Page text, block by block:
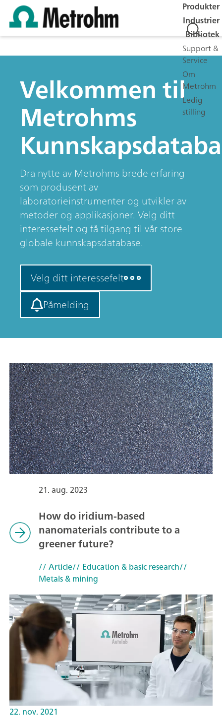
Produkter
Industrier
Bibliotek
Support &
Service
Om
Metrohm
Ledig
stilling
Velkommen til
Metrohms
Dra nytte av Metrohms brede erfaring
som produsent av
laboratorieinstrumenter og utvikler av
metoder og applikasjoner. Velg ditt
interessefelt og få tilgang til vår store
globale kunnskapsdatabase.
Velg ditt interessefelt
Påmelding
21. aug. 2023
How do iridium-based
nanomaterials contribute to a
greener future?
// Article// Education & basic research//
Metals & mining
22. nov. 2021